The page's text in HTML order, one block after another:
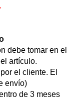
debe tomar en el
artículo.
el cliente. El
envío)
de 3 meses